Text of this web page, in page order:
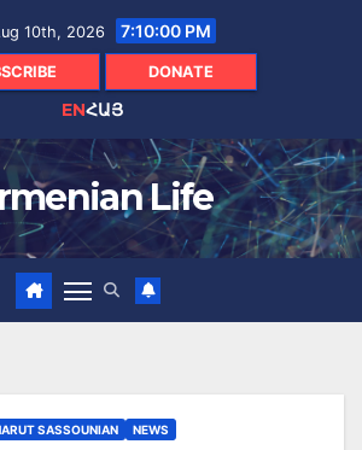
10th, 2026 7:10:02 PM
DONATE
ENՀԱՅ
Life
SASSOUNIAN NEWS